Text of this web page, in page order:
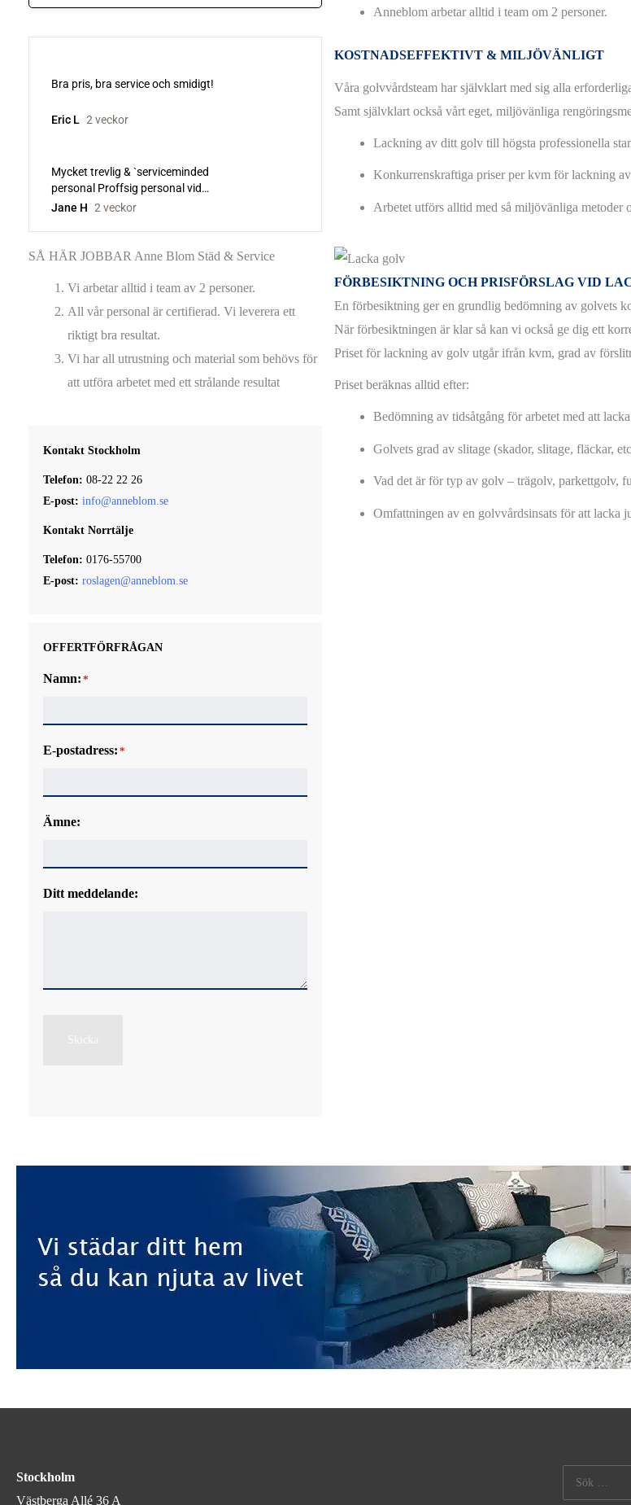
EPOXIGOLV
GOLVSLIPNING
HELTÄCKNINGSMATTA
LINOLEUMGOLV
PARKETTGOLV
STENGOLV
OLJA OCH VAXA GOLV
SÅ HÄR JOBBAR Anne Blom Städ & Service
Vi arbetar alltid i team av 2 personer.
All vår personal är certifierad. Vi leverera ett
riktigt bra resultat.
Vi har all utrustning och material som behövs för
att utföra arbetet med ett strålande resultat
Kontakt Stockholm
Telefon: 08-22 22 26
E-post: info@anneblom.se
Kontakt Norrtälje
Telefon: 0176-55700
E-post: roslagen@anneblom.se
OFFERTFÖRFRÅGAN
Namn: *
E-postadress: *
Ämne:
Ditt meddelande:
Skicka
Anneblom arbetar alltid i team om 2 personer.
KOSTNADSEFFEKTIVT & MILJÖVÄNLIGT
Våra golvvårdsteam har självklart med sig alla
Samt självklart också vårt eget, miljövänliga
Lackning av ditt golv till högsta professionella
Konkurrenskraftiga priser per kvm för lackning
Arbetet utförs alltid med så miljövänliga metoder
FÖRBESIKTNING OCH PRISFÖRSLAG VID
En förbesiktning ger en grundlig bedömning av golvets
När förbesiktningen är klar så kan vi också ge dig ett
Priset för lackning av golv utgår ifrån kvm, grad av
Priset beräknas alltid efter:
Bedömning av tidsåtgång för arbetet med att
Golvets grad av slitage (skador, slitage, fläckar,
Vad det är för typ av golv – trägolv, parkettgolv,
Omfattningen av en golvvårdsinsats för att lacka
Stockholm
Västberga Allé 36 A